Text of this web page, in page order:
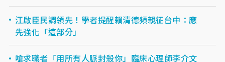
江啟臣民調領先！學者提醒賴清德頻親征台中：應
先強化「這部分」
嗆求職者「用所有人脈封殺你」臨床心理師李介文